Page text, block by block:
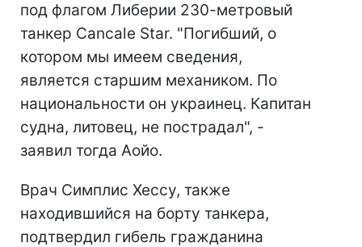
под флагом Либерии 230-метровый
танкер Cancale Star. "Погибший, о
котором мы имеем сведения,
является старшим механиком. По
национальности он украинец. Капитан
судна, литовец, не пострадал", -
заявил тогда Аойо.
Врач Симплис Хессу, также
находившийся на борту танкера,
подтвердил гибель гражданина